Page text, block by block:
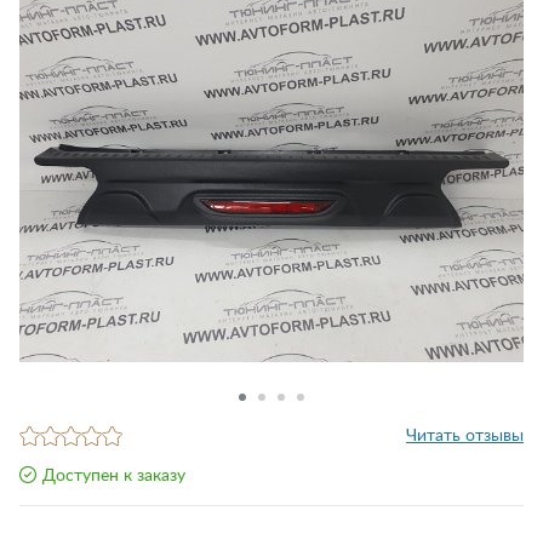
Читать отзывы
Доступен к заказу